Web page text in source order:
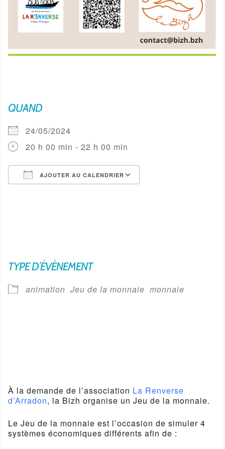
QUAND
24/05/2024
20 h 00 min - 22 h 00 min
AJOUTER AU CALENDRIER
TYPE D’ÉVÈNEMENT
animation Jeu de la monnaie monnaie
À la demande de l’association La Renverse
d’Arradon, la Bizh organise un Jeu de la monnaie.
Le Jeu de la monnaie est l’occasion de simuler 4
systèmes économiques différents afin de :